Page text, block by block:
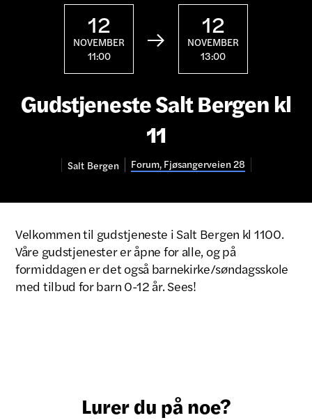
12
NOVEMBER
11:00

12
NOVEMBER
13:00
Gudstjeneste Salt Bergen kl
11
Salt Bergen Forum, Fjøsangerveien 28
Velkommen til gudstjeneste i Salt Bergen kl 1100.
Våre gudstjenester er åpne for alle, og på
formiddagen er det også barnekirke/søndagsskole
med tilbud for barn 0-12 år. Sees!
Lurer du på noe?